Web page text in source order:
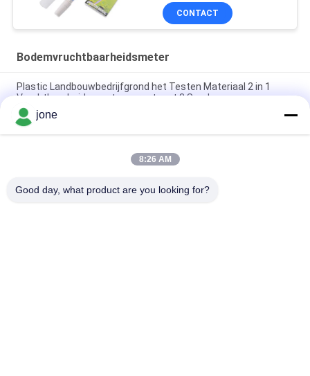
CONTACT
Bodemvruchtbaarheidsmeter
Plastic Landbouwbedrijfgrond het Testen Materiaal 2 in 1
Vruchtbaarheidsmeetapparaat met 3 Sondes
6 in 1 Soil Tester Multi Function Soil Detector voor het
monitoren van plantengroei
YiERYi 6-IN-1 bodemdetector 3.5-9pH/0-99% Vocht/0-
jone
8:26 AM
Good day, what product are you looking for?